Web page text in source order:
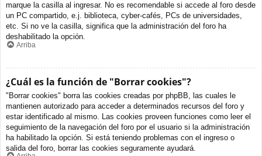
marque la casilla al ingresar. No es recomendable si accede al foro desde
un PC compartido, e.j. biblioteca, cyber-cafés, PCs de universidades,
etc. Si no ve la casilla, significa que la administración del foro ha
deshabilitado la opción.
Arriba
¿Cuál es la función de "Borrar cookies"?
"Borrar cookies" borra las cookies creadas por phpBB, las cuales le
mantienen autorizado para acceder a determinados recursos del foro y
estar identificado al mismo. Las cookies proveen funciones como leer el
seguimiento de la navegación del foro por el usuario si la administración
ha habilitado la opción. Si está teniendo problemas con el ingreso o
salida del foro, borrar las cookies seguramente ayudará.